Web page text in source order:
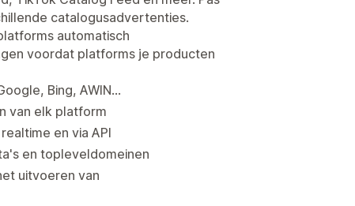
catalogusadvertenties.
automatisch
voordat platforms je producten
Bing, AWIN...
van elk platform
en via API
en topleveldomeinen
uitvoeren van